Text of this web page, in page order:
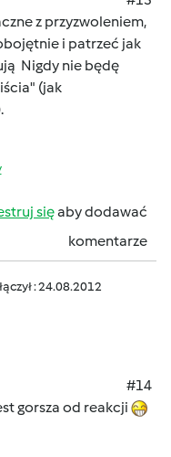
z przyzwoleniem,
i patrzeć jak
Nigdy nie będę
(jak
sięaby dodawać
komentarze
: 24.08.2012
#14
gorsza od reakcji